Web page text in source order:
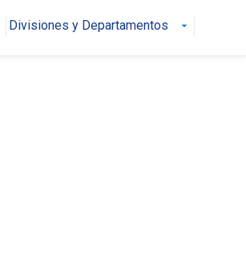
Divisiones y Departamentos